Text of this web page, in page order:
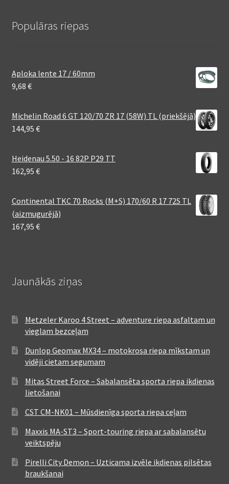
Populāras riepas
Aploka lente 17 / 60mm
9,68 €
Michelin Road 6 GT 120/70 ZR 17 (58W) TL (priekšējā)
144,95 €
Heidenau 5.50 - 16 82P P29 TT
162,95 €
Continental TKC 70 Rocks (M+S) 170/60 R 17 72S TL
(aizmugurējā)
167,95 €
Jaunākās ziņas
Metzeler Karoo 4 Street – adventure riepa asfaltam un
vieglam bezceļam
Dunlop Geomax MX34 – motokrosa riepa mīkstam un
vidēji cietam segumam
Mitas Street Force – Sabalansēta sporta riepa ikdienas
lietošanai
CST CM-NK01 – Mūsdienīga sporta riepa ceļam
Maxxis MA-ST3 – Sport-touring riepa ar sabalansētu
veiktspēju
Pirelli City Demon – Uzticama izvēle ikdienas pilsētas
braukšanai